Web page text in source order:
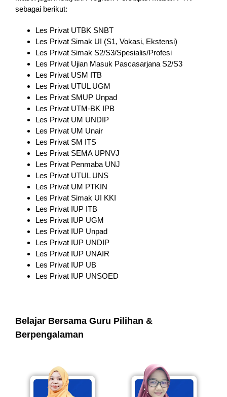
sebagai berikut:
Les Privat UTBK SNBT
Les Privat Simak UI (S1, Vokasi, Ekstensi)
Les Privat Simak S2/S3/Spesialis/Profesi
Les Privat Ujian Masuk Pascasarjana S2/S3
Les Privat USM ITB
Les Privat UTUL UGM
Les Privat SMUP Unpad
Les Privat UTM-BK IPB
Les Privat UM UNDIP
Les Privat UM Unair
Les Privat SM ITS
Les Privat SEMA UPNVJ
Les Privat Penmaba UNJ
Les Privat UTUL UNS
Les Privat UM PTKIN
Les Privat Simak UI KKI
Les Privat IUP ITB
Les Privat IUP UGM
Les Privat IUP Unpad
Les Privat IUP UNDIP
Les Privat IUP UNAIR
Les Privat IUP UB
Les Privat IUP UNSOED
Belajar Bersama Guru Pilihan &
Berpengalaman